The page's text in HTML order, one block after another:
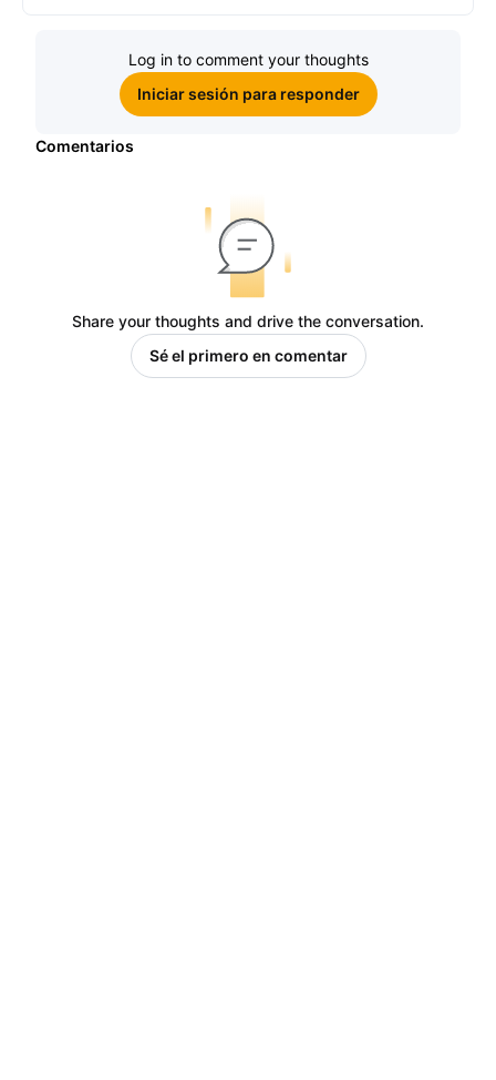
Log in to comment your thoughts
Iniciar sesión para responder
Comentarios
Share your thoughts and drive the conversation.
Sé el primero en comentar